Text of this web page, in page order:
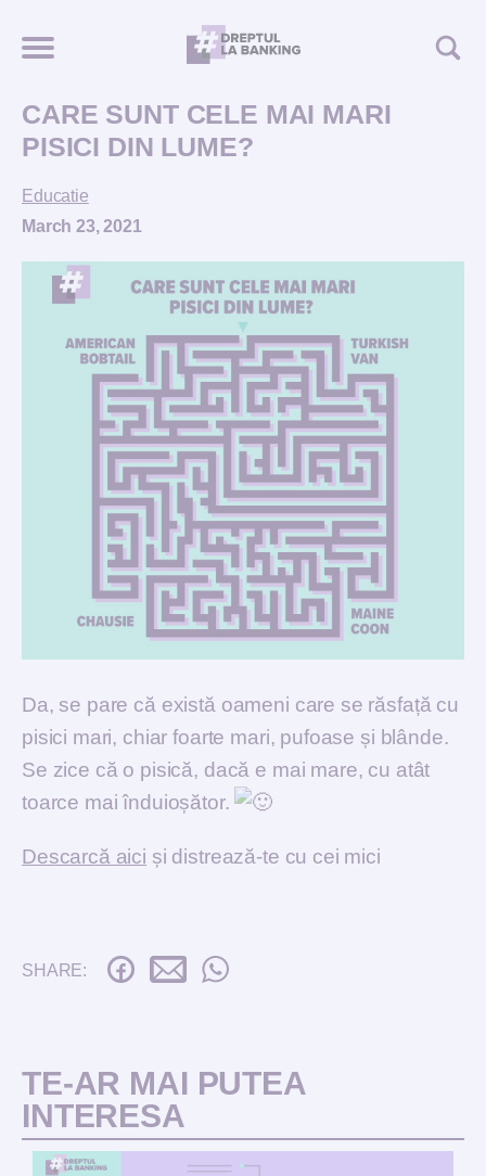
CARE SUNT CELE MAI MARI
PISICI DIN LUME?
Educatie
March 23, 2021
Da, se pare că există oameni care se răsfață cu
pisici mari, chiar foarte mari, pufoase și blânde.
Se zice că o pisică, dacă e mai mare, cu atât
toarce mai înduioșător.
Descarcă aici și distrează-te cu cei mici
SHARE:
TE-AR MAI PUTEA
INTERESA